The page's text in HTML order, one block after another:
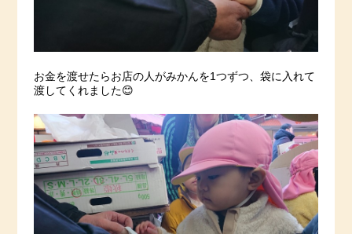
お金を渡せたらお店の人がみかんを1つずつ、袋に入れて
渡してくれました😊